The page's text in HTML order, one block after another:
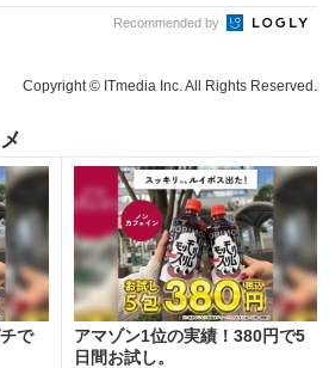
Recommended by
Copyright © ITmedia Inc. All Rights Reserved.
で
アマゾン1位の実績！380円で5
日間お試し。